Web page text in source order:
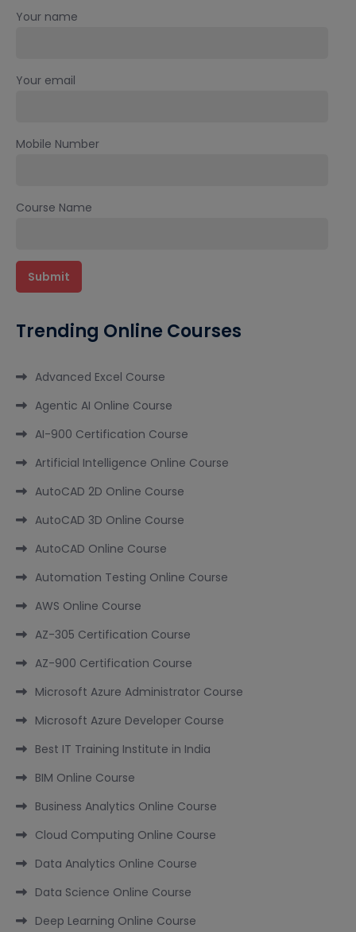
Your name
Your email
Mobile Number
Course Name
Trending Online Courses
Advanced Excel Course
Agentic AI Online Course
AI-900 Certification Course
Artificial Intelligence Online Course
AutoCAD 2D Online Course
AutoCAD 3D Online Course
AutoCAD Online Course
Automation Testing Online Course
AWS Online Course
AZ-305 Certification Course
AZ-900 Certification Course
Microsoft Azure Administrator Course
Microsoft Azure Developer Course
Best IT Training Institute in India
BIM Online Course
Business Analytics Online Course
Cloud Computing Online Course
Data Analytics Online Course
Data Science Online Course
Deep Learning Online Course